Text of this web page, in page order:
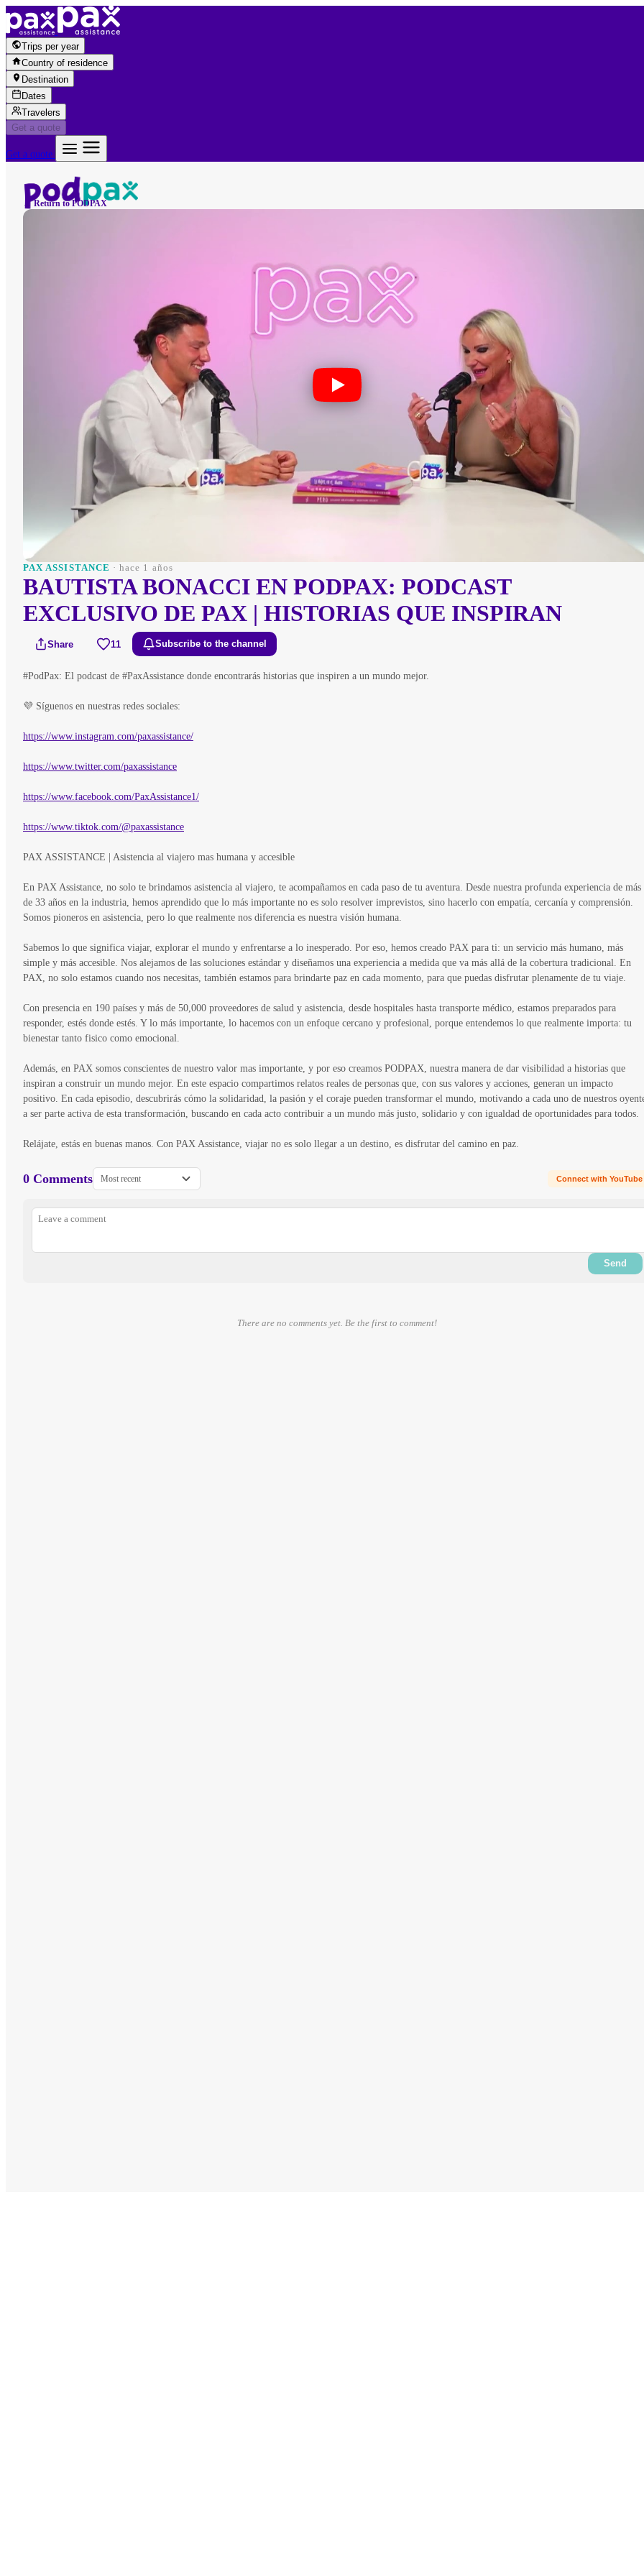
Skip to content
Trips per year
Country of residence
Destination
Dates
Travelers
Get a quote
Get a quote
← Return to PODPAX
PAX ASSISTANCE · hace 1 años
BAUTISTA BONACCI EN PODPAX: PODCAST
EXCLUSIVO DE PAX | HISTORIAS QUE INSPIRAN
Share 11 Subscribe to the channel
#PodPax: El podcast de #PaxAssistance donde encontrarás historias que inspiren a un mundo mejor.
💜 Síguenos en nuestras redes sociales:
https://www.instagram.com/paxassistance/
https://www.twitter.com/paxassistance
https://www.facebook.com/PaxAssistance1/
https://www.tiktok.com/@paxassistance
PAX ASSISTANCE | Asistencia al viajero mas humana y accesible
En PAX Assistance, no solo te brindamos asistencia al viajero, te acompañamos en cada paso de tu aventura. Desde nuestra profunda experiencia de más
de 33 años en la industria, hemos aprendido que lo más importante no es solo resolver imprevistos, sino hacerlo con empatía, cercanía y comprensión.
Somos pioneros en asistencia, pero lo que realmente nos diferencia es nuestra visión humana.
Sabemos lo que significa viajar, explorar el mundo y enfrentarse a lo inesperado. Por eso, hemos creado PAX para ti: un servicio más humano, más
simple y más accesible. Nos alejamos de las soluciones estándar y diseñamos una experiencia a medida que va más allá de la cobertura tradicional. En
PAX, no solo estamos cuando nos necesitas, también estamos para brindarte paz en cada momento, para que puedas disfrutar plenamente de tu viaje.
Con presencia en 190 países y más de 50,000 proveedores de salud y asistencia, desde hospitales hasta transporte médico, estamos preparados para
responder, estés donde estés. Y lo más importante, lo hacemos con un enfoque cercano y profesional, porque entendemos lo que realmente importa: tu
bienestar tanto fisico como emocional.
Además, en PAX somos conscientes de nuestro valor mas importante, y por eso creamos PODPAX, nuestra manera de dar visibilidad a historias que
inspiran a construir un mundo mejor. En este espacio compartimos relatos reales de personas que, con sus valores y acciones, generan un impacto
positivo. En cada episodio, descubrirás cómo la solidaridad, la pasión y el coraje pueden transformar el mundo, motivando a cada uno de nuestros
a ser parte activa de esta transformación, buscando en cada acto contribuir a un mundo más justo, solidario y con igualdad de oportunidades para todos.
Relájate, estás en buenas manos. Con PAX Assistance, viajar no es solo llegar a un destino, es disfrutar del camino en paz.
0 Comments Most recent Connect with YouTube
Send
There are no comments yet. Be the first to comment!